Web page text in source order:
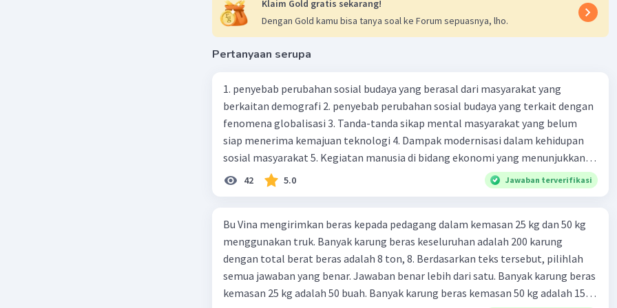
15/PS = 3/4
PS = (15 x 4)/3
Jadi, Panjang PS adalah 20 cm
Beri Rating· 0.0(0) Balas
Klaim Gold gratis sekarang!
Dengan Gold kamu bisa tanya soal ke Forum sepuasnya, lho.
Pertanyaan serupa
1. penyebab perubahan sosial budaya yang berasal dari masyarakat yang
berkaitan demografi 2. penyebab perubahan sosial budaya yang terkait dengan
fenomena globalisasi 3. Tanda-tanda sikap mental masyarakat yang belum
siap menerima kemajuan teknologi 4. Dampak modernisasi dalam kehidupan
sosial masyarakat 5. Kegiatan manusia di bidang ekonomi yang menunjukkan
perubahan ke arah modernisasi 6. Contoh pengaruh modernisasi di bidang ilmu
pengetahuan dan pendidikan terhadap pola pikir masyarakat 7. Konsep
pahaman, salah satunya kesalahan tersebut menganggap jika menjadi modern
adalah mengikuti... 8. arti dari globalisasi 9. Bentuk kearifan lokal di wilayah
Madura yang berperan dalam pengelolaan SDA dan dukungan dalam bentuk
kebudayaan 10. Syarat menjaga tradisi kearifan lokal di Nusantara 11. Ciri uang
kartal, giral 12. Syarat melakukan kegiatan barter 13. Arti dari durability yang
42 5.0 Jawaban terverifikasi
Bu Vina mengirimkan beras kepada pedagang dalam kemasan 25 kg dan 50 kg
menggunakan truk. Banyak karung beras keseluruhan adalah 200 karung
dengan total berat beras adalah 8 ton, 8. Berdasarkan teks tersebut, pilihlah
semua jawaban yang benar. Jawaban benar lebih dari satu. Banyak karung beras
kemasan 25 kg adalah 50 buah. Banyak karung beras kemasan 50 kg adalah 150